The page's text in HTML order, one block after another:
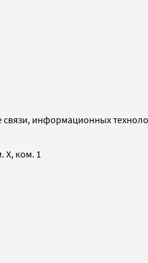
информационных
X, ком. 1